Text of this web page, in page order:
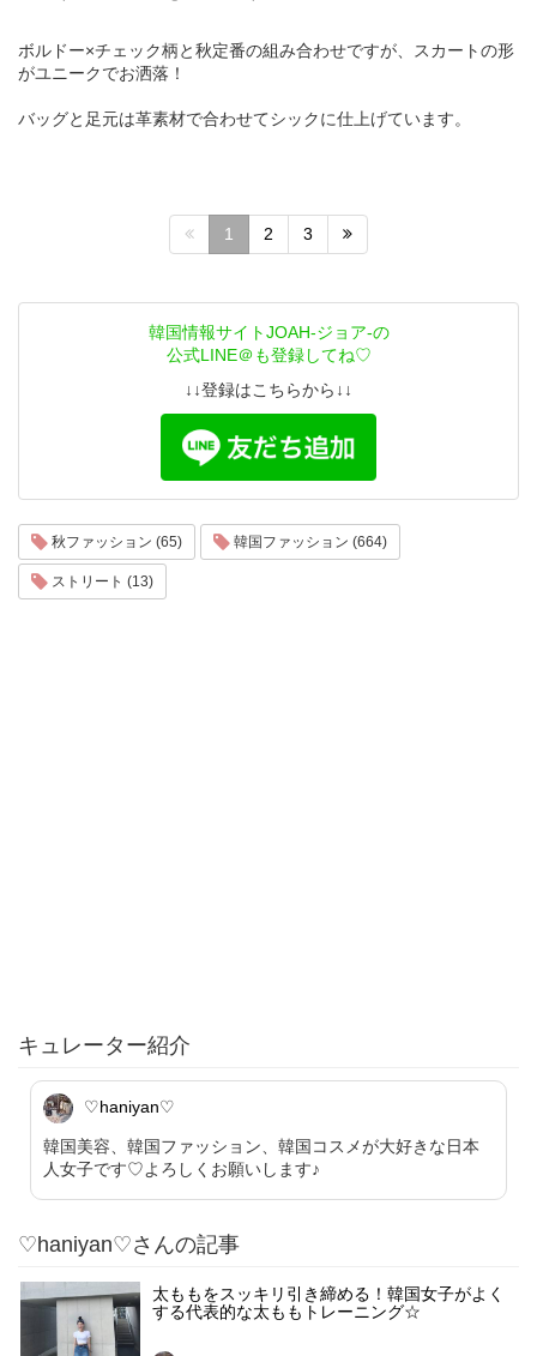
ボルドー×チェック柄と秋定番の組み合わせですが、スカートの形
がユニークでお洒落！
バッグと足元は革素材で合わせてシックに仕上げています。
1 2 3
韓国情報サイトJOAH-ジョア-の
公式LINE＠も登録してね♡
↓↓登録はこちらから↓↓
秋ファッション (65) 韓国ファッション (664)
ストリート (13)
キュレーター紹介
♡haniyan♡
韓国美容、韓国ファッション、韓国コスメが大好きな日本
人女子です♡よろしくお願いします♪
♡haniyan♡さんの記事
太ももをスッキリ引き締める！韓国女子がよく
する代表的な太ももトレーニング☆